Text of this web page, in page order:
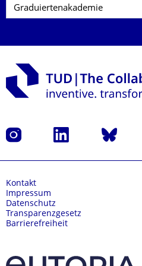
Instagram LinkedIn Bluesky
Kontakt
Impressum
Datenschutz
Transparenzgesetz
Barrierefreiheit